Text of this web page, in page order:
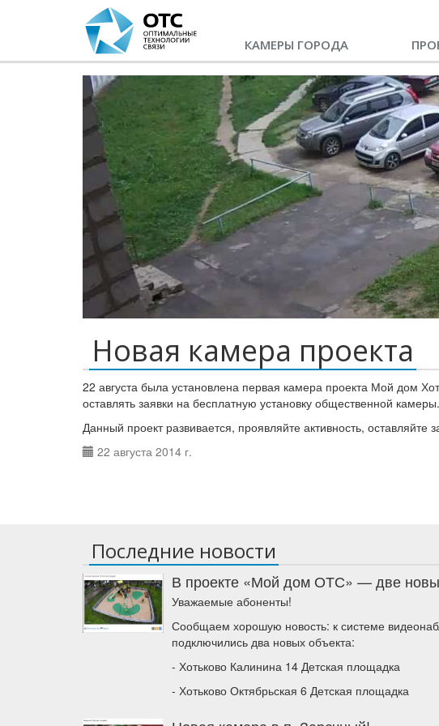
КАМЕРЫ ГОРОДА
Новая камера проекта
22 августа была установлена первая камера проекта Мой дом
оставлять заявки на бесплатную установку общественной
Данный проект развивается, проявляйте активность,
22 августа 2014 г.
Последние новости
В проекте «Мой дом ОТС» — две
Уважаемые абоненты!
Сообщаем хорошую новость: к системе
подключились два новых объекта:
- Хотьково Калинина 14 Детская площадка
- Хотьково Октябрьская 6 Детская площадка